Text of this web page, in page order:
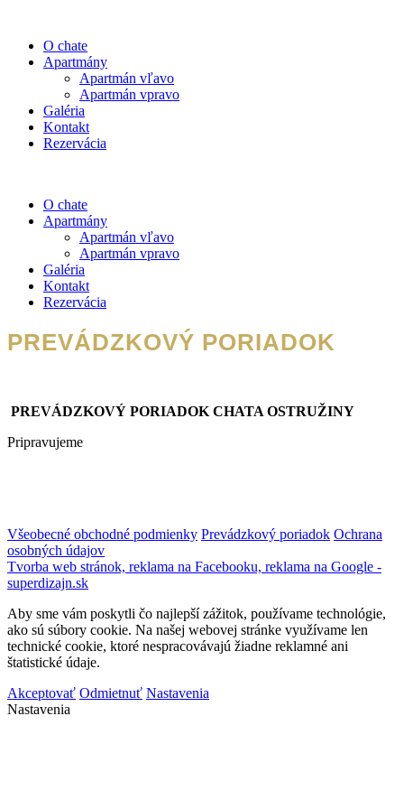
O chate
Apartmány
Apartmán vľavo
Apartmán vpravo
Galéria
Kontakt
Rezervácia
O chate
Apartmány
Apartmán vľavo
Apartmán vpravo
Galéria
Kontakt
Rezervácia
PREVÁDZKOVÝ PORIADOK
PREVÁDZKOVÝ PORIADOK CHATA OSTRUŽINY
Pripravujeme
Všeobecné obchodné podmienky Prevádzkový poriadok Ochrana
osobných údajov
Tvorba web stránok, reklama na Facebooku, reklama na Google -
superdizajn.sk
Aby sme vám poskytli čo najlepší zážitok, používame technológie,
ako sú súbory cookie. Na našej webovej stránke využívame len
technické cookie, ktoré nespracovávajú žiadne reklamné ani
štatistické údaje.
Akceptovať Odmietnuť Nastavenia
Nastavenia